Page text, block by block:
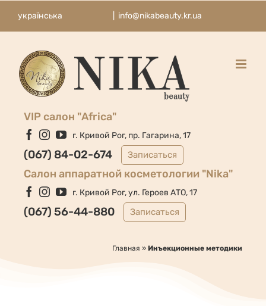
українська info@nikabeauty.kr.ua
VIP салон "Africa"
Facebook
Instagram
YouTube
г. Кривой Рог, пр. Гагарина, 17
(067) 84-02-674 Записаться
Cалон аппаратной косметологии "Nika"
Facebook
Instagram
YouTube
г. Кривой Рог, ул. Героев АТО, 17
(067) 56-44-880 Записаться
Главная » Инъекционные методики